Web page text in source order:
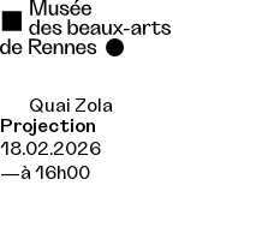
Se rendre au
Contenu principal
Quai Zola
Projection
18.02.2026
à 16h00